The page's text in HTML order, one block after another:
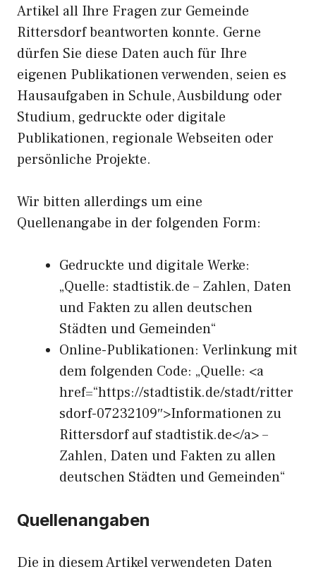
Artikel all Ihre Fragen zur Gemeinde
Rittersdorf beantworten konnte. Gerne
dürfen Sie diese Daten auch für Ihre
eigenen Publikationen verwenden, seien es
Hausaufgaben in Schule, Ausbildung oder
Studium, gedruckte oder digitale
Publikationen, regionale Webseiten oder
persönliche Projekte.
Wir bitten allerdings um eine
Quellenangabe in der folgenden Form:
Gedruckte und digitale Werke:
„Quelle: stadtistik.de – Zahlen, Daten
und Fakten zu allen deutschen
Städten und Gemeinden“
Online-Publikationen: Verlinkung mit
dem folgenden Code: „Quelle: <a
href=“https://stadtistik.de/stadt/ritter
sdorf-07232109″>Informationen zu
Rittersdorf auf stadtistik.de</a> –
Zahlen, Daten und Fakten zu allen
deutschen Städten und Gemeinden“
Quellenangaben
Die in diesem Artikel verwendeten Daten